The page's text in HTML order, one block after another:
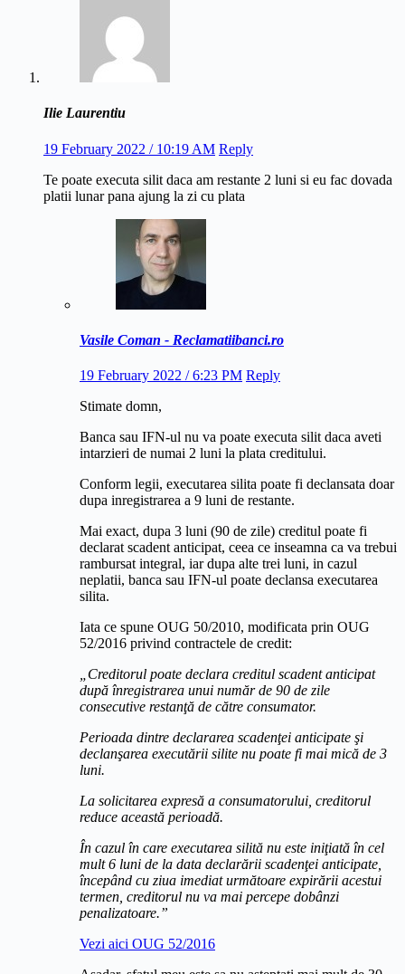
Ilie Laurentiu
19 February 2022 / 10:19 AM Reply
Te poate executa silit daca am restante 2 luni si eu fac dovada
platii lunar pana ajung la zi cu plata
Vasile Coman - Reclamatiibanci.ro
19 February 2022 / 6:23 PM Reply
Stimate domn,
Banca sau IFN-ul nu va poate executa silit daca aveti
intarzieri de numai 2 luni la plata creditului.
Conform legii, executarea silita poate fi declansata doar
dupa inregistrarea a 9 luni de restante.
Mai exact, dupa 3 luni (90 de zile) creditul poate fi
declarat scadent anticipat, ceea ce inseamna ca va trebui
rambursat integral, iar dupa alte trei luni, in cazul
neplatii, banca sau IFN-ul poate declansa executarea
silita.
Iata ce spune OUG 50/2010, modificata prin OUG
52/2016 privind contractele de credit:
„Creditorul poate declara creditul scadent anticipat
după înregistrarea unui număr de 90 de zile
consecutive restanţă de către consumator.
Perioada dintre declararea scadenţei anticipate şi
declanşarea executării silite nu poate fi mai mică de 3
luni.
La solicitarea expresă a consumatorului, creditorul
reduce această perioadă.
În cazul în care executarea silită nu este iniţiată în cel
mult 6 luni de la data declarării scadenţei anticipate,
începând cu ziua imediat următoare expirării acestui
termen, creditorul nu va mai percepe dobânzi
penalizatoare.”
Vezi aici OUG 52/2016